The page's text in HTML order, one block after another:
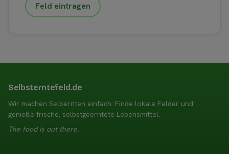
Feld eintragen
Selbsterntefeld.de
Wir machen Selbernten einfach: Finde lokale Felder und
genieße frische, selbstgeerntete Lebensmittel.
The food is out there.